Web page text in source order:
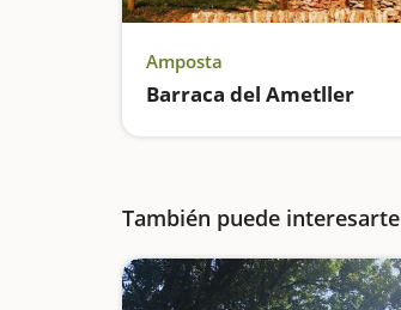
Amposta
Barraca del Ametller
También puede interesarte